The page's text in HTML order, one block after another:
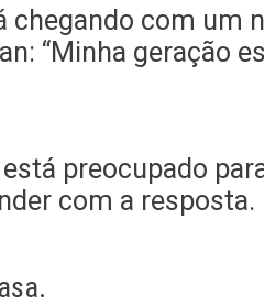
chegando com um
“Minha geração
preocupado
com a